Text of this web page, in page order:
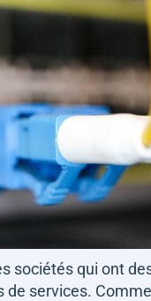
sociétés qui ont
services.